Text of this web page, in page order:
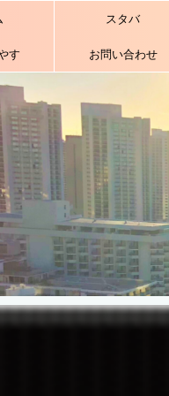
スタバ
す お問い合わせ